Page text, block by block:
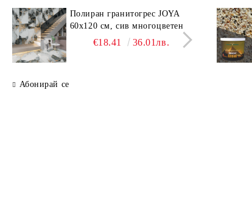
Полиран гранитогрес JOYA
60x120 см, сив многоцветен
€18.41 36.01лв.
Абонирай се